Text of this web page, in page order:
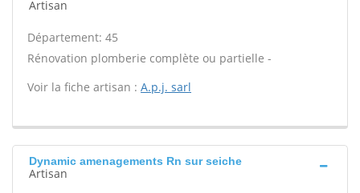
Artisan
Département: 45
Rénovation plomberie complète ou partielle -
Voir la fiche artisan : A.p.j. sarl
Dynamic amenagements Rn sur seiche
Artisan